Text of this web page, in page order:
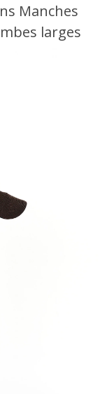
Manches
larges